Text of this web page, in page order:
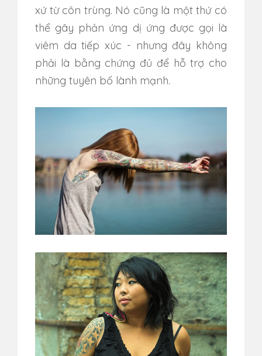
xứ từ côn trùng. Nó cũng là một thứ có
thể gây phản ứng dị ứng được gọi là
viêm da tiếp xúc - nhưng đây không
phải là bằng chứng đủ để hỗ trợ cho
những tuyên bố lành mạnh.